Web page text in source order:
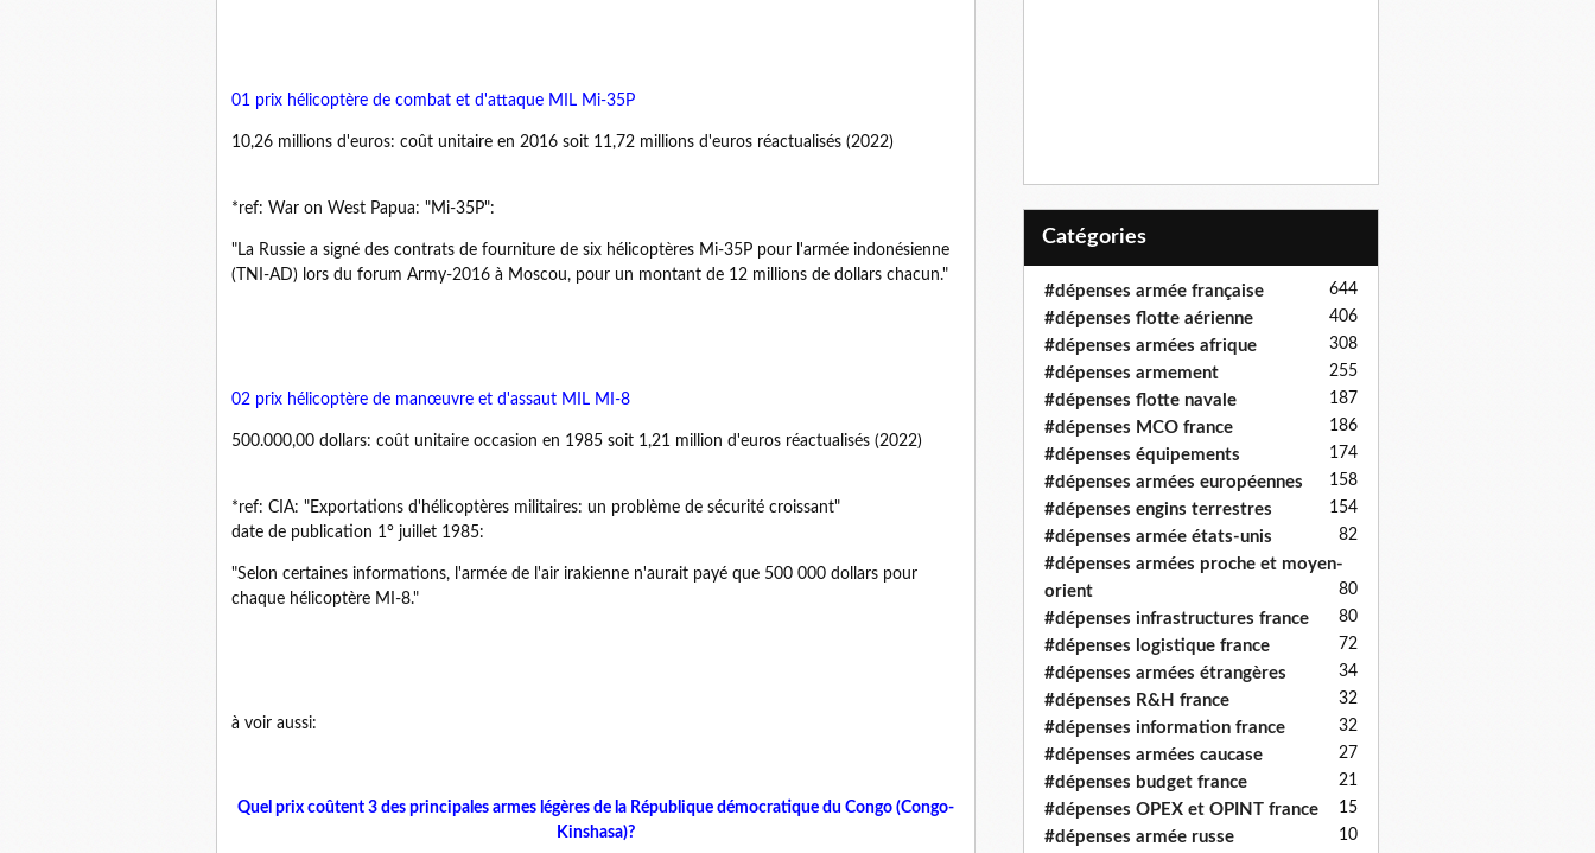
01 prix hélicoptère de combat et d'attaque MIL Mi-35P
10,26 millions d'euros: coût unitaire en 2016 soit 11,72 millions d'euros réactualisés (2022)
*ref: War on West Papua: "Mi-35P":
"La Russie a signé des contrats de fourniture de six hélicoptères Mi-35P pour l'armée indonésienne
(TNI-AD) lors du forum Army-2016 à Moscou, pour un montant de 12 millions de dollars chacun."
02 prix hélicoptère de manœuvre et d'assaut MIL MI-8
500.000,00 dollars: coût unitaire occasion en 1985 soit 1,21 million d'euros réactualisés (2022)
*ref: CIA: "Exportations d'hélicoptères militaires: un problème de sécurité croissant"
date de publication 1° juillet 1985:
"Selon certaines informations, l'armée de l'air irakienne n'aurait payé que 500 000 dollars pour
chaque hélicoptère MI-8."
à voir aussi:
Quel prix coûtent 3 des principales armes légères de la République démocratique du Congo (Congo-
Kinshasa)?
Catégories
#dépenses armée française 644
#dépenses flotte aérienne 406
#dépenses armées afrique 308
#dépenses armement 255
#dépenses flotte navale 187
#dépenses MCO france 186
#dépenses équipements 174
#dépenses armées européennes 158
#dépenses engins terrestres 154
#dépenses armée états-unis 82
#dépenses armées proche et moyen-
orient
80
#dépenses infrastructures france 80
#dépenses logistique france 72
#dépenses armées étrangères 34
#dépenses R&H france 32
#dépenses information france 32
#dépenses armées caucase 27
#dépenses budget france 21
#dépenses OPEX et OPINT france 15
#dépenses armée russe 10